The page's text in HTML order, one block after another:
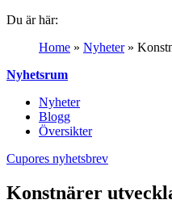
Du är här:
Home » Nyheter»
Nyhetsrum
Nyheter
Blogg
Översikter
Cupores nyhetsbrev
Konstnärer